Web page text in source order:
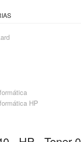
HP